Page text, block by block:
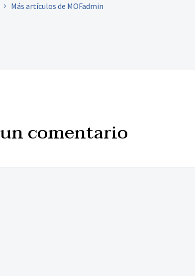
Más artículos de MOFadmin
un comentario